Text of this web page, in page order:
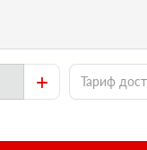
+ Тариф